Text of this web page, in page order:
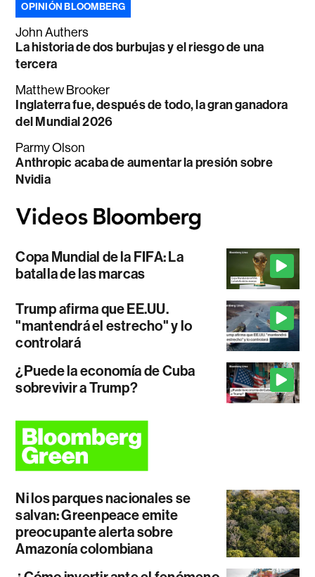
OPINIÓN BLOOMBERG
John Authers
La historia de dos burbujas y el riesgo de una
tercera
Matthew Brooker
Inglaterra fue, después de todo, la gran ganadora
del Mundial 2026
Parmy Olson
Anthropic acaba de aumentar la presión sobre
Nvidia
Copa Mundial de la FIFA: La
batalla de las marcas
Trump afirma que EE.UU.
"mantendrá el estrecho" y lo
controlará
¿Puede la economía de Cuba
sobrevivir a Trump?
Ni los parques nacionales se
salvan: Greenpeace emite
preocupante alerta sobre
Amazonía colombiana